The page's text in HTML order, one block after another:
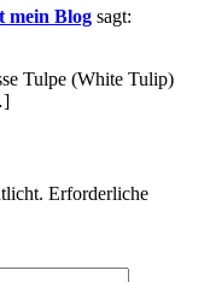
mein Blog sagt:
Tulpe (White Tulip)
Erforderliche